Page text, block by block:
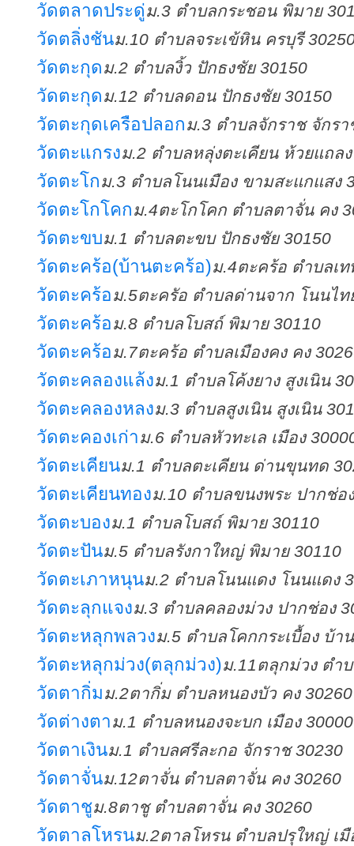
วัดตลาดประดู่ม.3 ตำบลกระชอน พิมาย
วัดตลิ่งชันม.10 ตำบลจระเข้หิน ครบุรี
วัดตะกุดม.2 ตำบลงิ้ว ปักธงชัย 30150
วัดตะกุดม.12 ตำบลดอน ปักธงชัย 30150
วัดตะกุดเครือปลอกม.3 ตำบลจักราช จักรา
วัดตะแกรงม.2 ตำบลหลุ่งตะเคียน ห้วยแถล
วัดตะโกม.3 ตำบลโนนเมือง ขามสะแกแสง
วัดตะโกโคกม.4ตะโกโคก ตำบลตาจั่น คง
วัดตะขบม.1 ตำบลตะขบ ปักธงชัย 30150
วัดตะคร้อ(บ้านตะคร้อ)ม.4ตะคร้อ ตำบลเ
วัดตะคร้อม.5ตะครัอ ตำบลด่านจาก โนนไท
วัดตะคร้อม.8 ตำบลโบสถ์ พิมาย 30110
วัดตะคร้อม.7ตะคร้อ ตำบลเมืองคง คง
วัดตะคลองแล้งม.1 ตำบลโค้งยาง สูงเนิน
วัดตะคลองหลงม.3 ตำบลสูงเนิน สูงเนิน
วัดตะคองเก่าม.6 ตำบลหัวทะเล เมือง
วัดตะเคียนม.1 ตำบลตะเคียน ด่านขุนทด
วัดตะเคียนทองม.10 ตำบลขนงพระ ปากช่อ
วัดตะบองม.1 ตำบลโบสถ์ พิมาย 30110
วัดตะปันม.5 ตำบลรังกาใหญ่ พิมาย 30110
วัดตะเภาหนุนม.2 ตำบลโนนแดง โนนแดง
วัดตะลุกแจงม.3 ตำบลคลองม่วง ปากช่อง
วัดตะหลุกพลวงม.5 ตำบลโคกกระเบื้อง บ้า
วัดตะหลุกม่วง(ตลุกม่วง)ม.11ตลุกม่วง ตำ
วัดตากิ่มม.2ตากิ่ม ตำบลหนองบัว คง 30260
วัดต่างตาม.1 ตำบลหนองจะบก เมือง 30000
วัดตาเงินม.1 ตำบลศรีละกอ จักราช 30230
วัดตาจั่นม.12ตาจั่น ตำบลตาจั่น คง 30260
วัดตาชูม.8ตาชู ตำบลตาจั่น คง 30260
วัดตาลโหรนม.2ตาลโหรน ตำบลปรุใหญ่ เมื